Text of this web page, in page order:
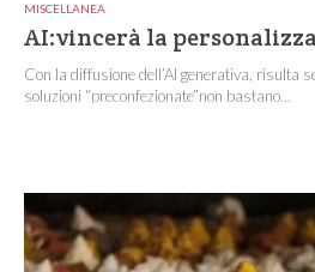
MISCELLANEA
AI:vincerà la
Con la diffusione dell’AI generativa, risulta
soluzioni “preconfezionate”non bastano...